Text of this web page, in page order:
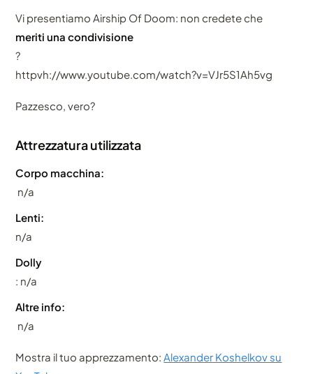
Vi presentiamo Airship Of Doom: non credete che
meriti una condivisione
?
httpvh://www.youtube.com/watch?v=VJr5S1Ah5vg
Pazzesco, vero?
Attrezzatura utilizzata
Corpo macchina:
n/a
Lenti:
n/a
Dolly
: n/a
Altre info:
n/a
Mostra il tuo apprezzamento:Alexander Koshelkov su